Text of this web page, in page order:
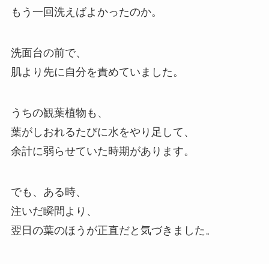
もう一回洗えばよかったのか。
洗面台の前で、
肌より先に自分を責めていました。
うちの観葉植物も、
葉がしおれるたびに水をやり足して、
余計に弱らせていた時期があります。
でも、ある時、
注いだ瞬間より、
翌日の葉のほうが正直だと気づきました。